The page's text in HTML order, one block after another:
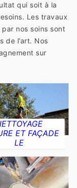
qui soit à la
Les travaux
nos soins sont
de l’art. Nos
sur
ET FAÇADE
LE